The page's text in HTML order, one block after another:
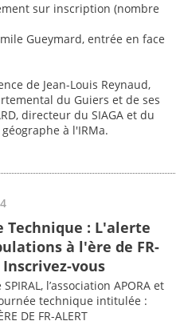
sur inscription (nombre
Gueymard, entrée en face
de Jean-Louis Reynaud,
du Guiers et de ses
directeur du SIAGA et du
à l'IRMa.
Technique : L'alerte
à l'ère de FR-
Inscrivez-vous
l’association APORA et
technique intitulée :
DE FR-ALERT